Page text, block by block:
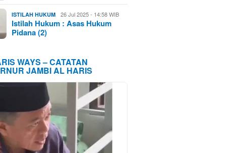
ISTILAH HUKUM 26 Jul 2025 - 14:58 WIB
Istilah Hukum : Asas Hukum
Pidana (2)
WAYS – CATATAN
JAMBI AL HARIS